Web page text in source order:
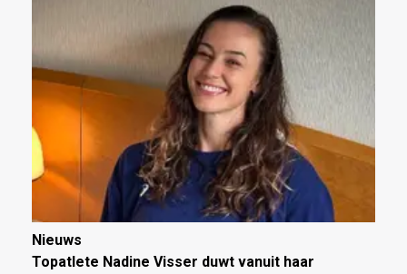
Nieuws
Topatlete Nadine Visser duwt vanuit haar